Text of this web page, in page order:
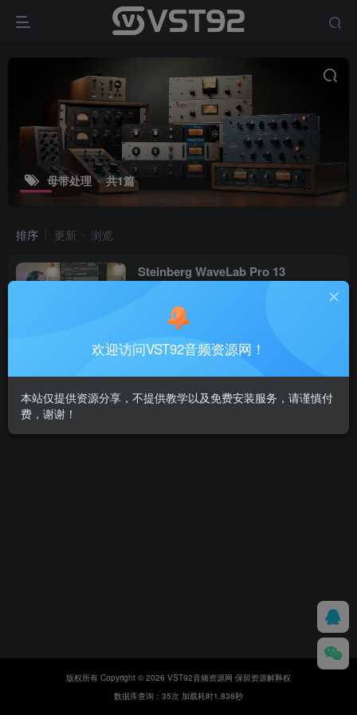
母带处理 共1篇
排序 更新 浏览
Steinberg WaveLab Pro 13
未分类宿主
3天前
版权所有 Copyright © 2026 VST92音频资源网 保留资源解释权
数据库查询：35次 加载耗时1.838秒
欢迎访问VST92音频资源网！
本站仅提供资源分享，不提供教学以及免费安装服务，请谨慎付
费，谢谢！